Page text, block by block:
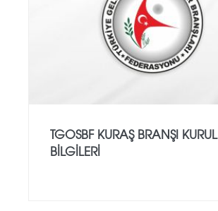
TGOSBF KURAŞ BRANŞI KURUL
BİLGİLERİ